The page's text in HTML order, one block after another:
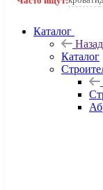
8 800 222-40-09
Каталог
Назад
Каталог